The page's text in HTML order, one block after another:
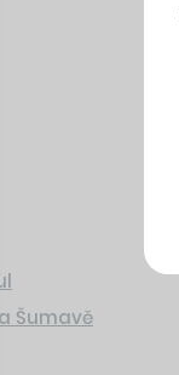
Šumavě